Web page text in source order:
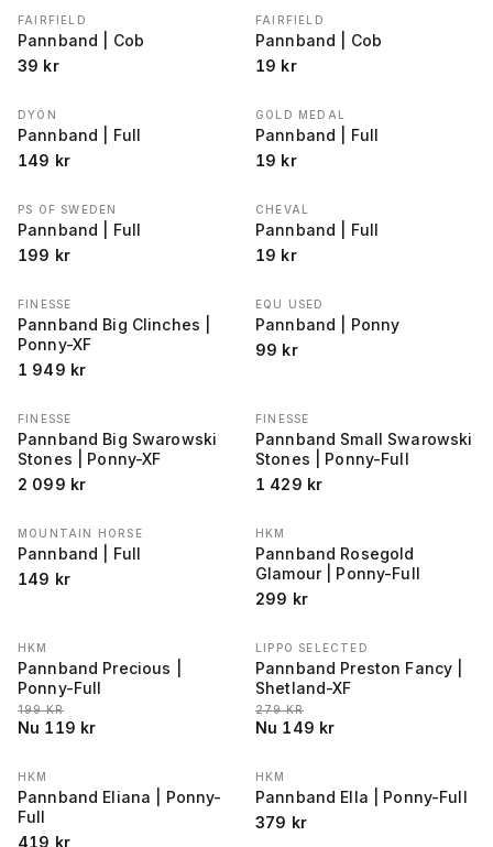
FAIRFIELD
Pannband | Cob
39 kr
FAIRFIELD
Pannband | Cob
19 kr
DYÓN
Pannband | Full
149 kr
GOLD MEDAL
Pannband | Full
19 kr
PS OF SWEDEN
Pannband | Full
199 kr
CHEVAL
Pannband | Full
19 kr
FINESSE
Pannband Big Clinches |
Ponny-XF
1 949 kr
EQU USED
Pannband | Ponny
99 kr
FINESSE
Pannband Big Swarowski
Stones | Ponny-XF
2 099 kr
FINESSE
Pannband Small Swarowski
Stones | Ponny-Full
1 429 kr
MOUNTAIN HORSE
Pannband | Full
149 kr
HKM
Pannband Rosegold
Glamour | Ponny-Full
299 kr
REA
HKM
Pannband Precious |
Ponny-Full
LÄGSTA PRIS 30 DAGAR FÖRE REA
199KR
Nu 119 kr
REA −47%
LIPPO SELECTED
Pannband Preston Fancy |
Shetland-XF
LÄGSTA PRIS 30 DAGAR FÖRE REA
279KR
Nu 149 kr
HKM
Pannband Eliana | Ponny-
Full
419 kr
HKM
Pannband Ella | Ponny-Full
379 kr